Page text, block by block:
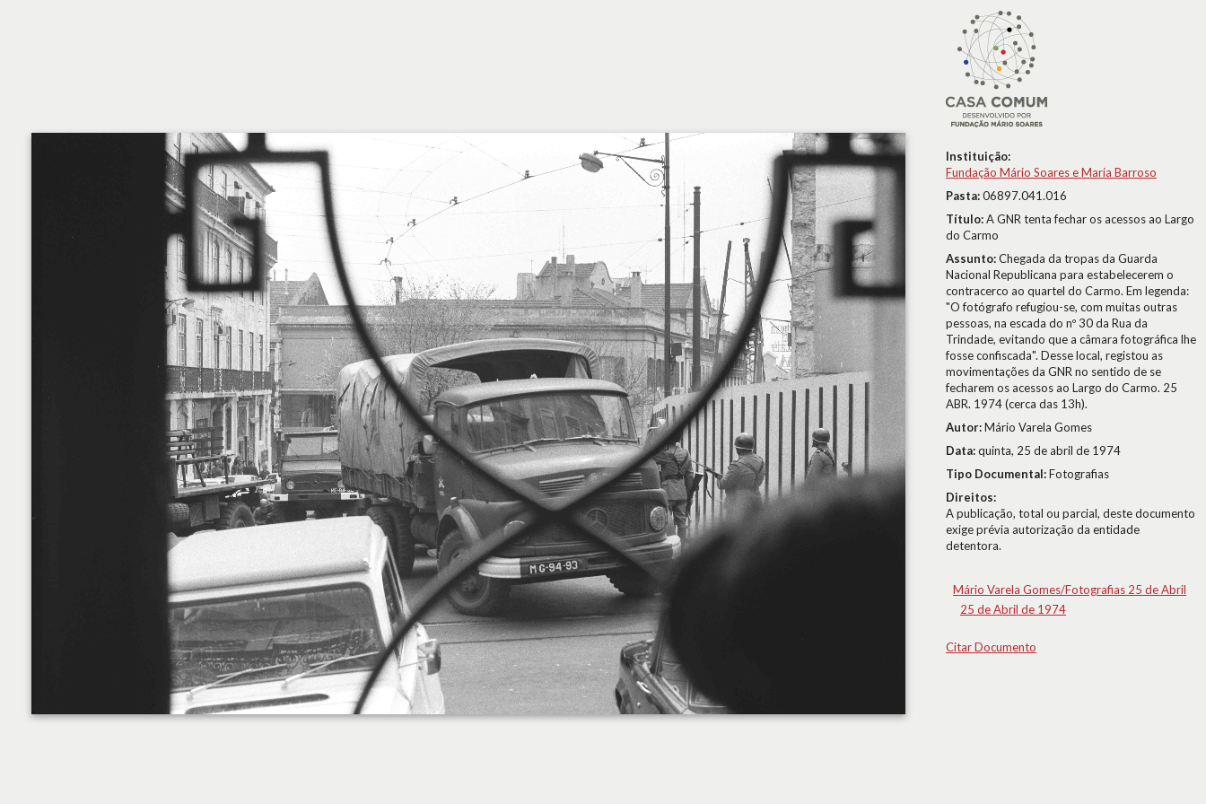
Instituição:
Fundação Mário Soares e Maria Barroso
Pasta:06897.041.016
Título:A GNR tenta fechar os acessos ao Largo
do Carmo
Assunto:Chegada da tropas da Guarda
Nacional Republicana para estabelecerem o
contracerco ao quartel do Carmo. Em legenda:
"O fotógrafo refugiou-se, com muitas outras
pessoas, na escada do nº 30 da Rua da
Trindade, evitando que a câmara fotográfica lhe
fosse confiscada". Desse local, registou as
movimentações da GNR no sentido de se
fecharem os acessos ao Largo do Carmo. 25
ABR. 1974 (cerca das 13h).
Autor:Mário Varela Gomes
Data:quinta, 25 de abril de 1974
Tipo Documental:Fotografias
Direitos:
A publicação, total ou parcial, deste documento
exige prévia autorização da entidade
detentora.
Mário Varela Gomes/Fotografias 25 de Abril
25 de Abril de 1974
Citar Documento